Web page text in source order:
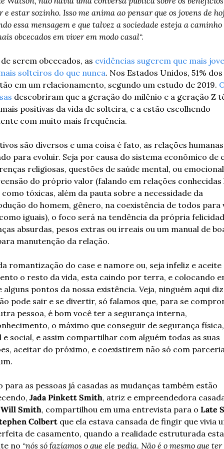
e estar sozinho. Isso me anima ao pensar que os jovens de
essa mensagem e que talvez a sociedade esteja a caminho
obcecados em viver em modo casal“.
serem obcecados, as evidências sugerem que mais
solteiros do que nunca. Nos Estados Unidos, 51%
em um relacionamento, segundo um estudo de 2019.
descobriram que a geração do milênio e a geração Z
positivas da vida de solteira, e a estão escolhendo
com muito mais frequência.
são diversos e uma coisa é fato, as relações
para evoluir. Seja por causa do sistema econômico de
religiosas, questões de saúde mental, ou
do próprio valor (falando em relações conhecidas
tóxicas, além da pauta sobre a necessidade da
do homem, gênero, na coexistência de todos para
iguais), o foco será na tendência da própria
absurdas, pesos extras ou irreais ou um manual de
manutenção da relação.
romantização do case e namore ou, seja infeliz e aceite
o resto da vida, esta caindo por terra, e colocando
alguns pontos da nossa existência. Veja, ninguém aqui
pode sair e se divertir, só falamos que, para se
pessoa, é bom você ter a segurança interna,
o máximo que conseguir de segurança física,
e social, e assim compartilhar com alguém todas as suas
aceitar do próximo, e coexistirem não só com
para as pessoas já casadas as mudanças também estão
Jada Pinkett Smith, atriz e empreendedora
Will Smith, compartilhou em uma entrevista para o Late
Colbert que ela estava cansada de fingir que vivia
de casamento, quando a realidade estruturada
no “nós só fazíamos o que ele pedia. Não é o mesmo que